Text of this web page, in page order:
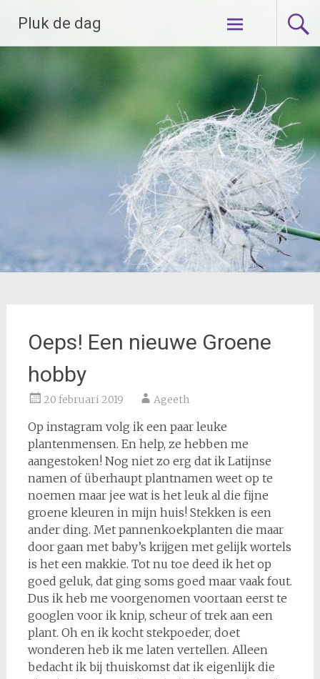
naar
de
Pluk de dag
Oeps! Een nieuwe Groene
hobby
20 februari 2019 Ageeth
Op instagram volg ik een paar leuke
plantenmensen. En help, ze hebben me
aangestoken! Nog niet zo erg dat ik Latijnse
namen of überhaupt plantnamen weet op te
noemen maar jee wat is het leuk al die fijne
groene kleuren in mijn huis! Stekken is een
ander ding. Met pannenkoekplanten die maar
door gaan met baby’s krijgen met gelijk wortels
is het een makkie. Tot nu toe deed ik het op
goed geluk, dat ging soms goed maar vaak fout.
Dus ik heb me voorgenomen voortaan eerst te
googlen voor ik knip, scheur of trek aan een
plant. Oh en ik kocht stekpoeder, doet
wonderen heb ik me laten vertellen. Alleen
bedacht ik bij thuiskomst dat ik eigenlijk die